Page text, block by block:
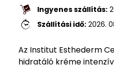
Ingyenes szállítás:
Szállítási idő: 2026.
Az Institut Esthederm
hidratáló kréme